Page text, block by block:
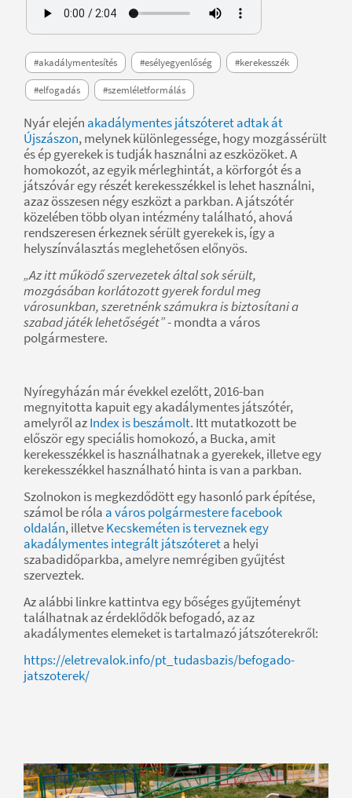
#akadálymentesítés #esélyegyenlőség #kerekesszék
#elfogadás #szemléletformálás
Nyár elején akadálymentes játszóteret adtak át
Újszászon, melynek különlegessége, hogy mozgássérült
és ép gyerekek is tudják használni az eszközöket. A
homokozót, az egyik mérleghintát, a körforgót és a
játszóvár egy részét kerekesszékkel is lehet használni,
azaz összesen négy eszközt a parkban. A játszótér
közelében több olyan intézmény található, ahová
rendszeresen érkeznek sérült gyerekek is, így a
helyszínválasztás meglehetősen előnyös.
„Az itt működő szervezetek által sok sérült,
mozgásában korlátozott gyerek fordul meg
városunkban, szeretnénk számukra is biztosítani a
szabad játék lehetőségét”- mondta a város
polgármestere.
Nyíregyházán már évekkel ezelőtt, 2016-ban
megnyitotta kapuit egy akadálymentes játszótér,
amelyről azIndex is beszámolt. Itt mutatkozott be
először egy speciális homokozó, a Bucka, amit
kerekesszékkel is használhatnak a gyerekek, illetve egy
kerekesszékkel használható hinta is van a parkban.
Szolnokon is megkezdődött egy hasonló park építése,
számol be róla a város polgármestere facebook
oldalán, illetveKecskeméten is terveznek egy
akadálymentes integrált játszótereta helyi
szabadidőparkba, amelyre nemrégiben gyűjtést
szerveztek.
Az alábbi linkre kattintva egy bőséges gyűjteményt
találhatnak az érdeklődők befogadó, az az
akadálymentes elemeket is tartalmazó játszóterekről:
https://eletrevalok.info/pt_tudasbazis/befogado-
jatszoterek/